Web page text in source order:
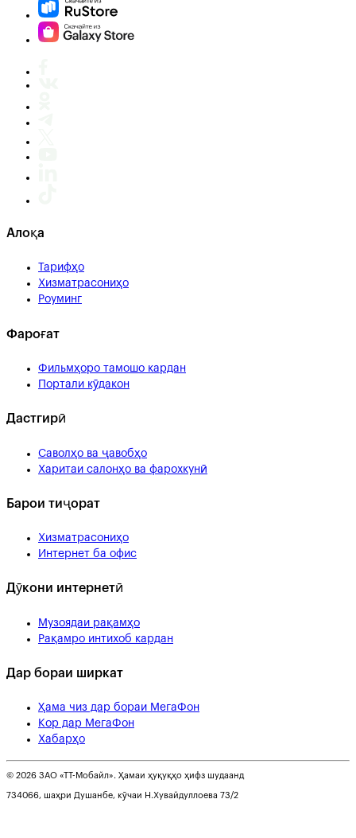
Алоқа
Тарифҳо
Хизматрасониҳо
Роуминг
Фароғат
Фильмҳоро тамошо кардан
Портали кӯдакон
Дастгирӣ
Саволҳо ва ҷавобҳо
Харитаи салонҳо ва фарохкунӣ
Барои тиҷорат
Хизматрасониҳо
Интернет ба офис
Дӯкони интернетӣ
Музоядаи рақамҳо
Рақамро интихоб кардан
Дар бораи ширкат
Ҳама чиз дар бораи МегаФон
Кор дар МегаФон
Хабарҳо
© 2026 ЗАО «ТТ-Мобайл». Ҳамаи ҳуқуқҳо ҳифз шудаанд
734066, шаҳри Душанбе, кӯчаи Н.Хувайдуллоева 73/2